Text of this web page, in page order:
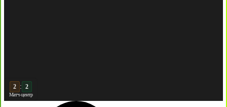
3 : 2
Матч-центр